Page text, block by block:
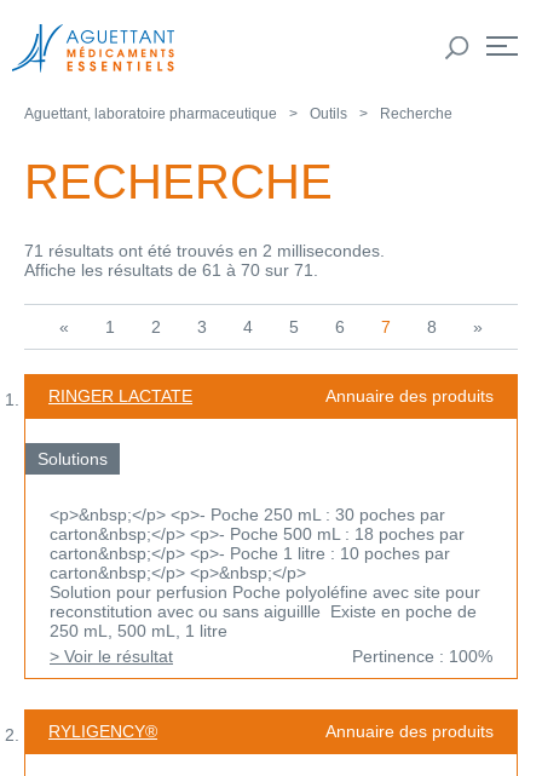
Aguettant, laboratoire pharmaceutique Outils Recherche
RECHERCHE
71 résultats ont été trouvés en 2 millisecondes.
Affiche les résultats de 61 à 70 sur 71.
« 1 2 3 4 5 6 7 8 »
RINGER LACTATE Annuaire des produits
Solutions
<p>&nbsp;</p> <p>- Poche 250 mL : 30 poches par
carton&nbsp;</p> <p>- Poche 500 mL : 18 poches par
carton&nbsp;</p> <p>- Poche 1 litre : 10 poches par
carton&nbsp;</p> <p>&nbsp;</p>
Solution pour perfusion Poche polyoléfine avec site pour
reconstitution avec ou sans aiguillle Existe en poche de
250 mL, 500 mL, 1 litre
> Voir le résultat
Pertinence : 100%
RYLIGENCY® Annuaire des produits